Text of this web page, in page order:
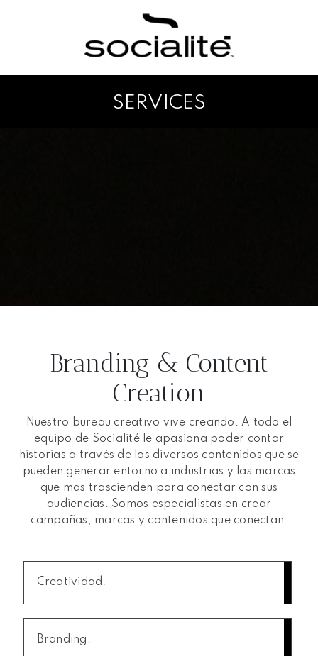
SERVICES
Branding & Content
Creation
Nuestro bureau creativo vive creando. A todo el
equipo de Socialité le apasiona poder contar
historias a través de los diversos contenidos que se
pueden generar entorno a industrias y las marcas
que mas trascienden para conectar con sus
audiencias. Somos especialistas en crear
campañas, marcas y contenidos que conectan.
Creatividad.
Branding.